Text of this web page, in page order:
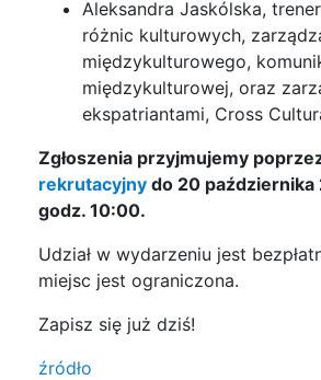
Aleksandra Jaskólska,
różnic kulturowych,
międzykulturowego,
międzykulturowej, oraz
ekspatriantami, Cross
Zgłoszenia przyjmujemy
rekrutacyjny do ‎20‎ ‎października‎
godz. ‎10‎:‎00.
Udział w wydarzeniu jest
miejsc jest ograniczona.
Zapisz się już dziś!
źródło